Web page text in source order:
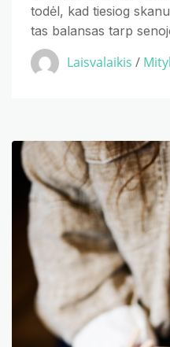
todėl, kad tiesiog
tas balansas tarp
Laisvalaikis /